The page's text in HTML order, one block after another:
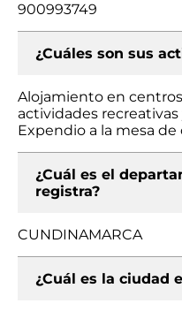
900993749
¿Cuáles son sus
Alojamiento en
actividades
Expendio a la mesa
¿Cuál es el
registra?
CUNDINAMARCA
¿Cuál es la ciudad